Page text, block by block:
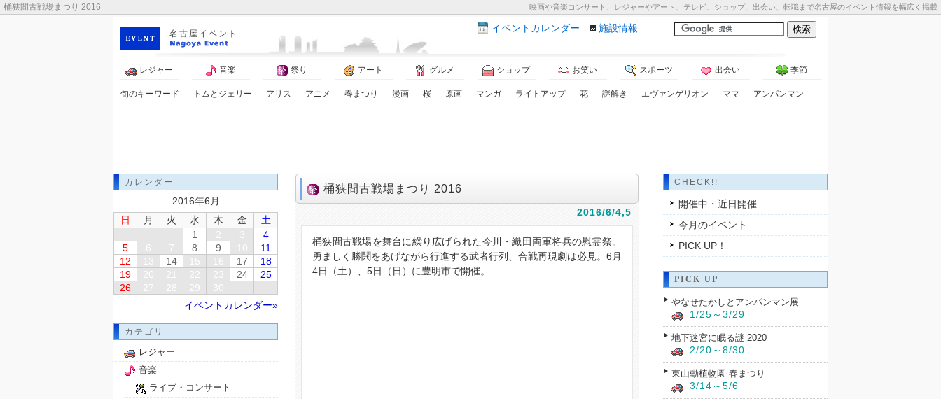
桶狭間古戦場まつり 2016 映画や音楽コンサート、レジャーやアート、テレビ、ショップ、出会い、転職まで名古屋のイベント情報を幅広く掲載
名古屋イベント イベント カレンダー 施設情報
レジャー 音楽 祭り アート グルメ ショップ お笑い スポーツ 出会い 季節
旬のキーワード トムとジェリー アリス アニメ 春まつり 漫画 桜 原画 マンガ ライトアップ 花 謎解き エヴァンゲリオン ママ アンパンマン
桶狭間古戦場まつり 2016
2016/6/4,5
桶狭間古戦場を舞台に繰り広げられた今川・織田両軍将兵の慰霊祭。
勇ましく勝鬨をあげながら行進する武者行列、合戦再現劇は必見。6月
4日（土）、5日（日）に豊明市で開催。
カレンダー
2016年6月
日
月 火 水 木 金
土
1
2 3
4
5
6 7 8 9 10
11
12
13 14 15 16 17
18
19
20 21 22 23 24
25
26
27 28 29
30
イベントカレンダー»
カテゴリ
レジャー
音楽
ライブ・コンサート
CHECK!!
開催中・近日開催
今月のイベント
PICK UP！
PICK UP
やなせたかしとアンパンマン展
1/25～3/29
地下迷宮に眠る謎 2020
2/20～8/30
東山動植物園 春まつり
3/14～5/6